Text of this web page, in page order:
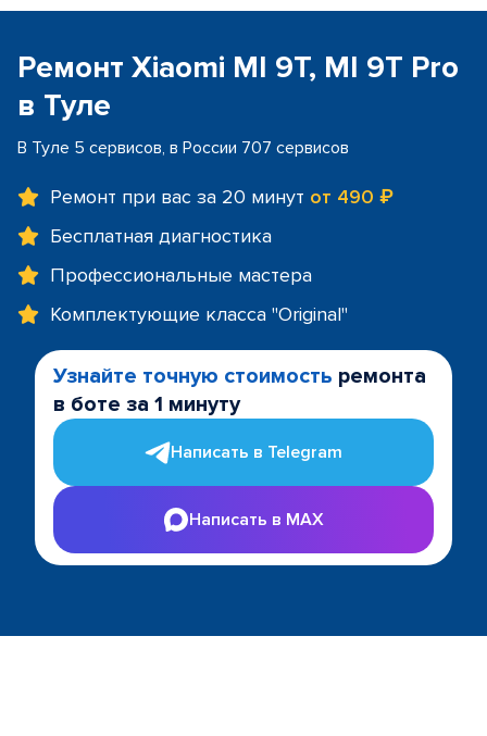
Ремонт Xiaomi MI 9T, MI 9T Pro
в Туле
В Туле 5 сервисов, в России 707 сервисов
Ремонт при вас за 20 минут от 490 ₽
Бесплатная диагностика
Профессиональные мастера
Комплектующие класса "Original"
Узнайте точную стоимость ремонта
в боте за 1 минуту
Написать в Telegram
Написать в MAX